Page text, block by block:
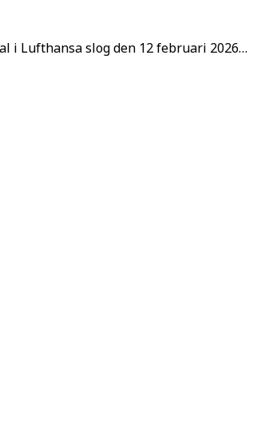
i Lufthansa slog den 12 februari 2026…